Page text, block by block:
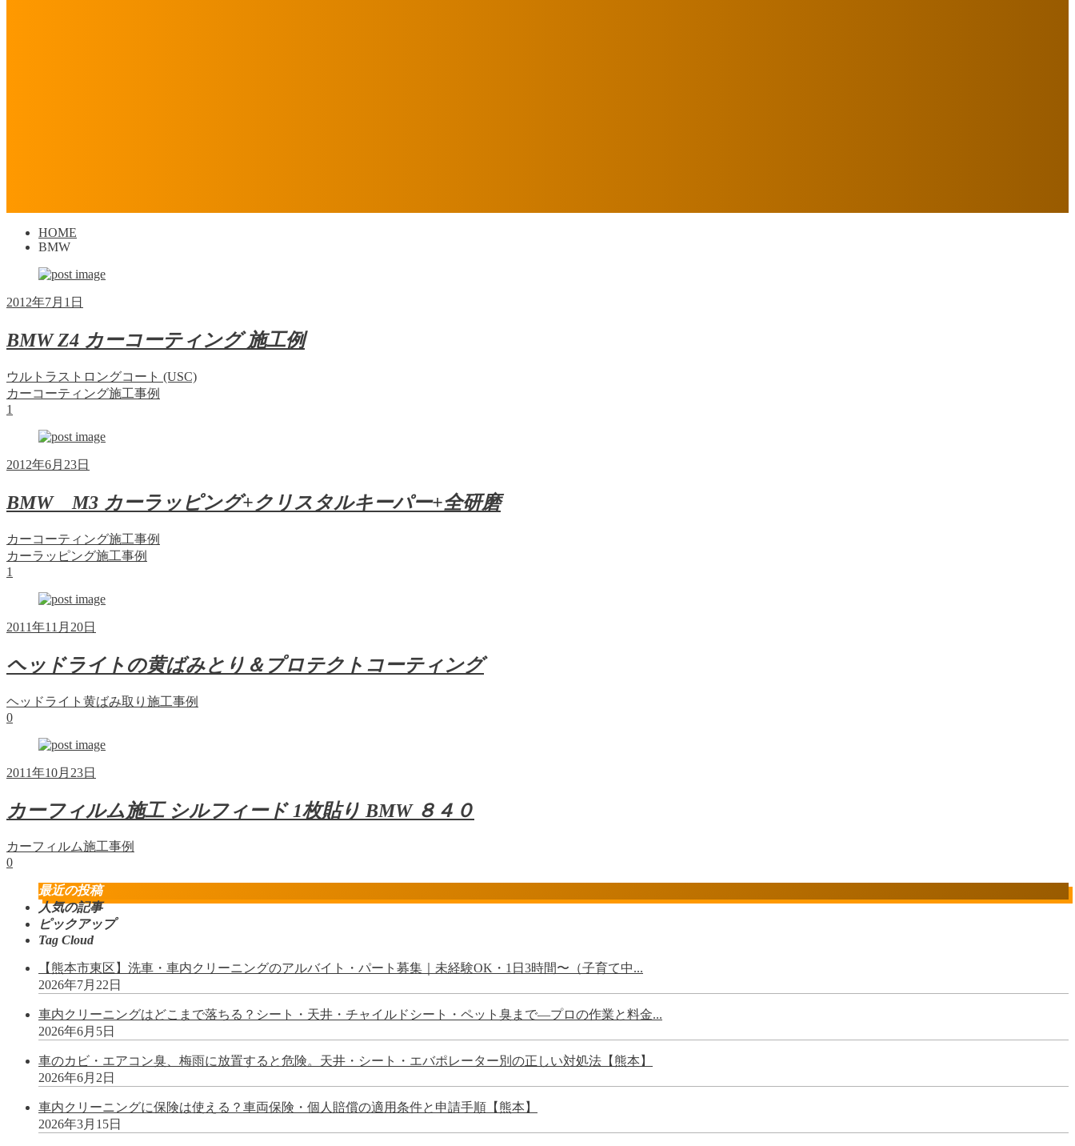
HOME
BMW
2012年7月1日
BMW Z4 カーコーティング 施工例
ウルトラストロングコート (USC)
カーコーティング施工事例
1
2012年6月23日
BMW M3 カーラッピング+クリスタルキーパー+全研磨
カーコーティング施工事例
カーラッピング施工事例
1
2011年11月20日
ヘッドライトの黄ばみとり＆プロテクトコーティング
ヘッドライト黄ばみ取り施工事例
0
2011年10月23日
カーフィルム施工 シルフィード 1枚貼り BMW ８４０
カーフィルム施工事例
0
最近の投稿
人気の記事
ピックアップ
Tag Cloud
【熊本市東区】洗車・車内クリーニングのアルバイト・パート募集｜未経験OK・1日3時間〜（子育て中...
2026年7月22日
車内クリーニングはどこまで落ちる？シート・天井・チャイルドシート・ペット臭まで—プロの作業と料金...
2026年6月5日
車のカビ・エアコン臭、梅雨に放置すると危険。天井・シート・エバポレーター別の正しい対処法【熊本】
2026年6月2日
車内クリーニングに保険は使える？車両保険・個人賠償の適用条件と申請手順【熊本】
2026年3月15日